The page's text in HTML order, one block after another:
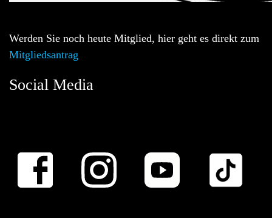
Werden Sie noch heute Mitglied, hier geht es direkt zum
Mitgliedsantrag
Social Media